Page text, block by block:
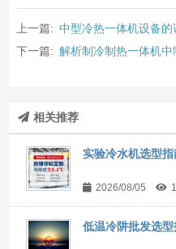
上一篇: 中型冷热一体机设备的
下一篇: 解析制冷制热一体机
相关推荐
实验冷水机选型
2026/08/05 1
低温冷阱批发选